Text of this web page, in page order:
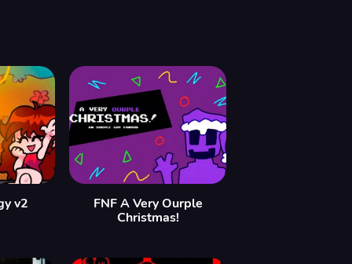
v2
FNF A Very Ourple
Christmas!